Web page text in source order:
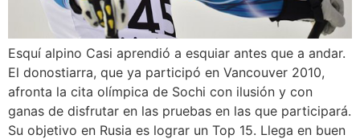
Esquí alpino Casi aprendió a esquiar antes que a andar.
El donostiarra, que ya participó en Vancouver 2010,
afronta la cita olímpica de Sochi con ilusión y con
ganas de disfrutar en las pruebas en las que participará.
Su objetivo en Rusia es lograr un Top 15. Llega en buen